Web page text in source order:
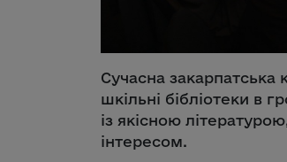
Сучасна закарпатська
шкільні бібліотеки в
із якісною
інтересом.